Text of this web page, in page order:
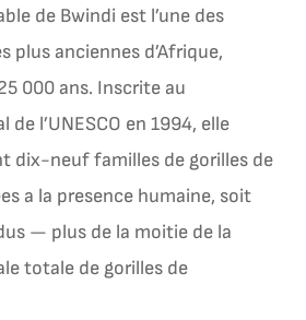
de Bwindi est l’une des
plus anciennes d’Afrique,
000 ans. Inscrite au
l’UNESCO en 1994, elle
dix-neuf familles de gorilles de
a la presence humaine, soit
— plus de la moitie de la
totale de gorilles de